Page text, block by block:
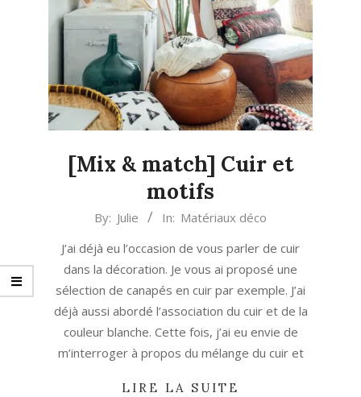
[Mix & match] Cuir et
motifs
09
By: Julie In: Matériaux déco
J’ai déjà eu l’occasion de vous parler de cuir
dans la décoration. Je vous ai proposé une
sélection de canapés en cuir par exemple. J’ai
déjà aussi abordé l’association du cuir et de la
couleur blanche. Cette fois, j’ai eu envie de
m’interroger à propos du mélange du cuir et
LIRE LA SUITE